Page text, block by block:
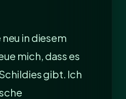
in diesem
mich, dass es
gibt. Ich